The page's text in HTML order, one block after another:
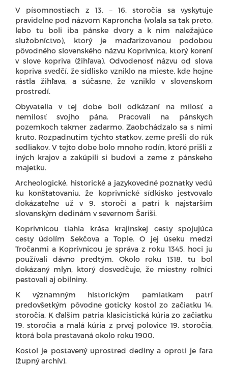
V písomnostiach z 13. – 16. storočia sa vyskytuje
pravidelne pod názvom Kaproncha (volala sa tak preto,
lebo tu boli iba pánske dvory a k nim naležajúce
služobníctvo), ktorý je maďarizovanou podobou
pôvodného slovenského názvu Koprivnica, ktorý korení
v slove kopriva (žihľava). Odvodenosť názvu od slova
kopriva svedčí, že sídlisko vzniklo na mieste, kde hojne
rástla žihľava, a súčasne, že vzniklo v slovenskom
prostredí.
Obyvatelia v tej dobe boli odkázaní na milosť a
nemilosť svojho pána. Pracovali na pánskych
pozemkoch takmer zadarmo. Zaobchádzalo sa s nimi
kruto. Rozpadnutím týchto statkov, zeme prešli do rúk
sedliakov. V tejto dobe bolo mnoho rodín, ktoré prišli z
iných krajov a zakúpili si budovi a zeme z pánskeho
majetku.
Archeologické, historické a jazykovedné poznatky vedú
ku konštatovaniu, že koprivnické sídkisko jestvovalo
dokázateľne už v 9. storočí a patrí k najstarším
slovanským dedinám v severnom Šariši.
Koprivnicou tiahla krása krajinskej cesty spojujúca
cesty údolím Sekčova a Tople. O jej úseku medzi
Tročanmi a Koprivnicou je správa z roku 1345, hoci ju
používali dávno predtým. Okolo roku 1318, tu bol
dokázaný mlyn, ktorý dosvedčuje, že miestny roľníci
pestovali aj obilniny.
K významným historickým pamiatkam patrí
predovšetkým pôvodne goticky kostol zo začiatku 14.
storočia. K ďalším patria klasicistická kúria zo začiatku
19. storočia a malá kúria z prvej polovice 19. storočia,
ktorá bola prestavaná okolo roku 1900.
Kostol je postavený uprostred dediny a oproti je fara
(župný archív).